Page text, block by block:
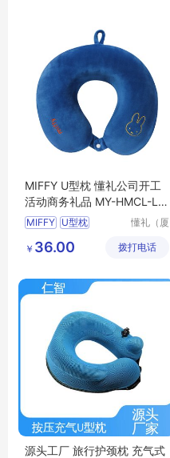
MIFFY U型枕 懂礼公司开工
活动商务礼品 MY-HMCL-L5
-26
MIFFY U型枕
商务礼品 MY
HMCL
懂礼（厦
链有限公
￥ 36.00 拨打电话
源头工厂 旅行护颈枕 充气式